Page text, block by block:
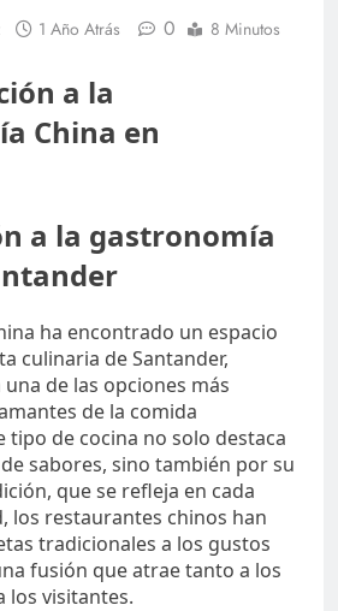
1 Año Atrás 0 8 Minutos
a la
China en
a la gastronomía
ha encontrado un espacio
culinaria de Santander,
de las opciones más
de la comida
tipo de cocina no solo destaca
sabores, sino también por su
que se refleja en cada
los restaurantes chinos han
tradicionales a los gustos
fusión que atrae tanto a los
los visitantes.